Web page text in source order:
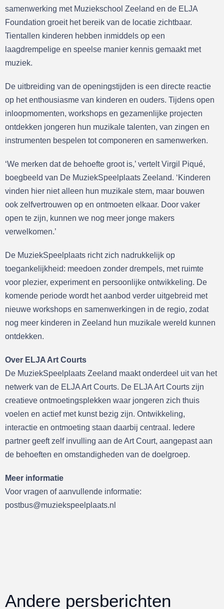
samenwerking met Muziekschool Zeeland en de ELJA
Foundation groeit het bereik van de locatie zichtbaar.
Tientallen kinderen hebben inmiddels op een
laagdrempelige en speelse manier kennis gemaakt met
muziek.
De uitbreiding van de openingstijden is een directe reactie
op het enthousiasme van kinderen en ouders. Tijdens open
inloopmomenten, workshops en gezamenlijke projecten
ontdekken jongeren hun muzikale talenten, van zingen en
instrumenten bespelen tot componeren en samenwerken.
‘We merken dat de behoefte groot is,’ vertelt Virgil Piqué,
boegbeeld van De MuziekSpeelplaats Zeeland. ‘Kinderen
vinden hier niet alleen hun muzikale stem, maar bouwen
ook zelfvertrouwen op en ontmoeten elkaar. Door vaker
open te zijn, kunnen we nog meer jonge makers
verwelkomen.’
De MuziekSpeelplaats richt zich nadrukkelijk op
toegankelijkheid: meedoen zonder drempels, met ruimte
voor plezier, experiment en persoonlijke ontwikkeling. De
komende periode wordt het aanbod verder uitgebreid met
nieuwe workshops en samenwerkingen in de regio, zodat
nog meer kinderen in Zeeland hun muzikale wereld kunnen
ontdekken.
Over ELJA Art Courts
De MuziekSpeelplaats Zeeland maakt onderdeel uit van het
netwerk van de ELJA Art Courts. De ELJA Art Courts zijn
creatieve ontmoetingsplekken waar jongeren zich thuis
voelen en actief met kunst bezig zijn. Ontwikkeling,
interactie en ontmoeting staan daarbij centraal. Iedere
partner geeft zelf invulling aan de Art Court, aangepast aan
de behoeften en omstandigheden van de doelgroep.
Meer informatie
Voor vragen of aanvullende informatie:
postbus@muziekspeelplaats.nl
Andere persberichten